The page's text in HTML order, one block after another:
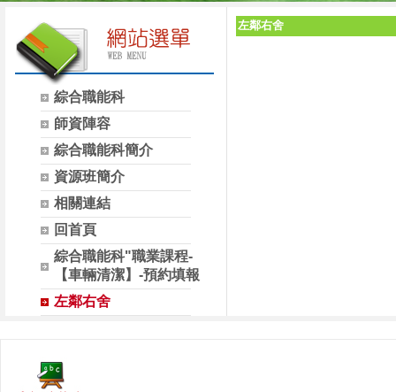
綜合職能科
師資陣容
綜合職能科簡介
資源班簡介
相關連結
回首頁
綜合職能科"職業課程-
【車輛清潔】-預約填報
左鄰右舍
左鄰右舍